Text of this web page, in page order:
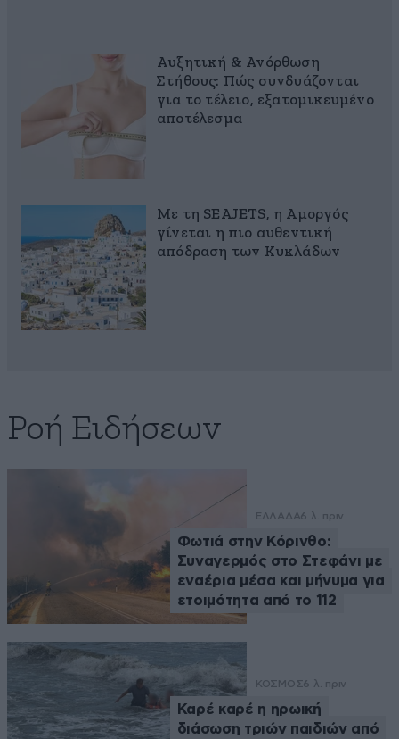
Αυξητική & Ανόρθωση
Στήθους: Πώς συνδυάζονται
για το τέλειο, εξατομικευμένο
αποτέλεσμα
Με τη SEAJETS, η Αμοργός
γίνεται η πιο αυθεντική
απόδραση των Κυκλάδων
Ροή Ειδήσεων
ΕΛΛΑΔΑ6 λ. πριν
Φωτιά στην Κόρινθο:
Συναγερμός στο Στεφάνι με
εναέρια μέσα και μήνυμα για
ετοιμότητα από το 112
ΚΟΣΜΟΣ6 λ. πριν
Καρέ καρέ η ηρωική
διάσωση τριών παιδιών από